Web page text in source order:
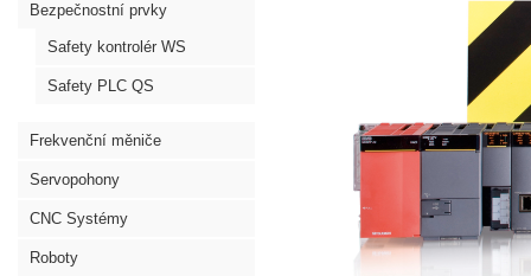
Bezpečnostní prvky
Safety kontrolér WS
Safety PLC QS
Frekvenční měniče
Servopohony
CNC Systémy
Roboty